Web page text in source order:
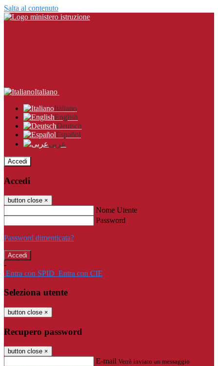
Salta al contenuto
Italiano
Italiano
English
Deutsch
Español
عربى
Accedi
Accedi
button close ×
Nome Utente
Password
Password dimenticata?
-
Entra con SPID Entra con CIE
Seleziona utente
button close ×
Recupero password
button close ×
E-mail Verrà inviato un messaggio